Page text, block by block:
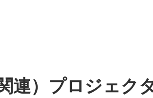
連）プロジェク